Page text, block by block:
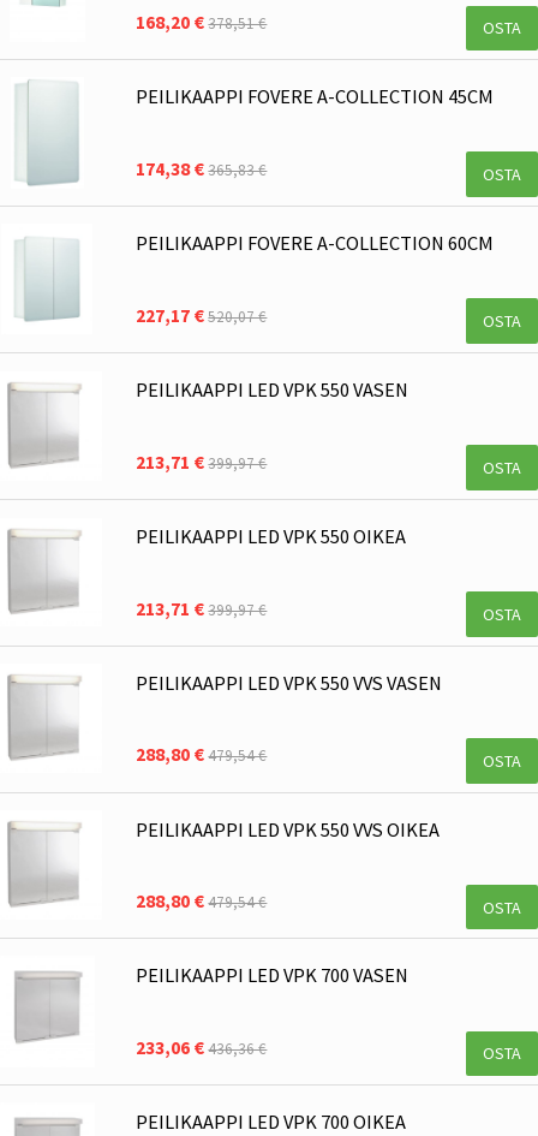
168,20 €378,51 € OSTA
PEILIKAAPPI FOVERE A-COLLECTION 45CM
174,38 €365,83 € OSTA
PEILIKAAPPI FOVERE A-COLLECTION 60CM
227,17 €520,07 € OSTA
PEILIKAAPPI LED VPK 550 VASEN
213,71 €399,97 € OSTA
PEILIKAAPPI LED VPK 550 OIKEA
213,71 €399,97 € OSTA
PEILIKAAPPI LED VPK 550 VVS VASEN
288,80 €479,54 € OSTA
PEILIKAAPPI LED VPK 550 VVS OIKEA
288,80 €479,54 € OSTA
PEILIKAAPPI LED VPK 700 VASEN
233,06 €436,36 € OSTA
PEILIKAAPPI LED VPK 700 OIKEA